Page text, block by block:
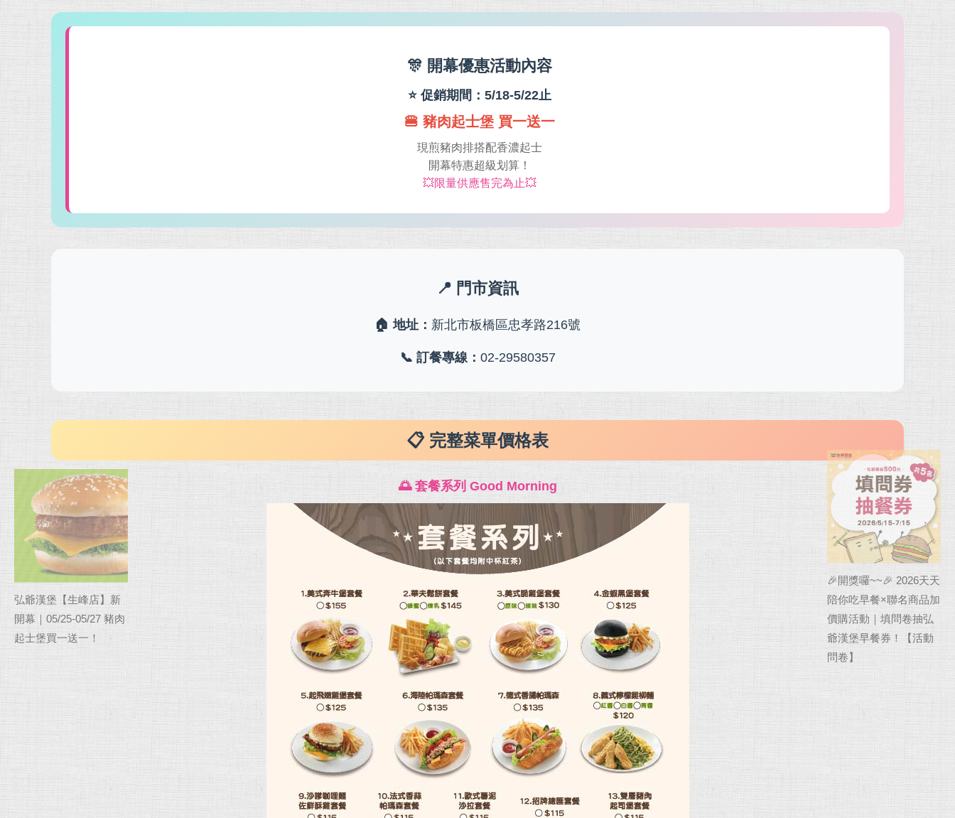
弘爺漢堡【生峰店】新
開幕｜05/25-05/27 豬肉
起士堡買一送一！
🎉開獎囉~~🎉 2026天天
陪你吃早餐×聯名商品加
價購活動｜填問卷抽弘
爺漢堡早餐券！【活動
問卷】
🎊 開幕優惠活動內容
⭐ 促銷期間：5/18-5/22止
🍔 豬肉起士堡 買一送一
現煎豬肉排搭配香濃起士
開幕特惠超級划算！
💥限量供應售完為止💥
📍 門市資訊
🏠 地址： 新北市板橋區忠孝路216號
📞 訂餐專線： 02-29580357
📋 完整菜單價格表
🌅 套餐系列 Good Morning